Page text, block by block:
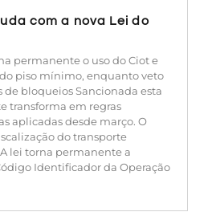
com a nova Lei do
permanente o uso do Ciot e
piso mínimo, enquanto veto
de bloqueios Sancionada esta
transforma em regras
aplicadas desde março. O
do transporte
lei torna permanente a
Identificador da Operação